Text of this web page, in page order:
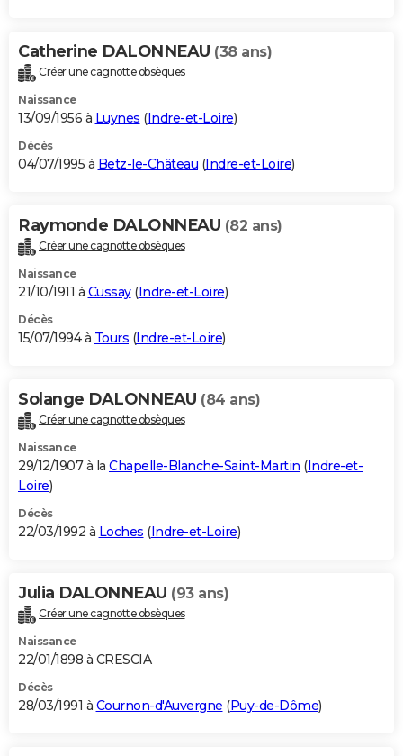
Catherine DALONNEAU (38 ans)
Créer une cagnotte obsèques
Naissance
13/09/1956 à Luynes (Indre-et-Loire)
Décès
04/07/1995 à Betz-le-Château (Indre-et-Loire)
Raymonde DALONNEAU (82 ans)
Créer une cagnotte obsèques
Naissance
21/10/1911 à Cussay(Indre-et-Loire)
Décès
15/07/1994 à Tours (Indre-et-Loire)
Solange DALONNEAU (84 ans)
Créer une cagnotte obsèques
Naissance
29/12/1907 à la Chapelle-Blanche-Saint-Martin (Indre-et-
Loire)
Décès
22/03/1992 à Loches (Indre-et-Loire)
Julia DALONNEAU (93 ans)
Créer une cagnotte obsèques
Naissance
22/01/1898 à CRESCIA
Décès
28/03/1991 à Cournon-d'Auvergne (Puy-de-Dôme)